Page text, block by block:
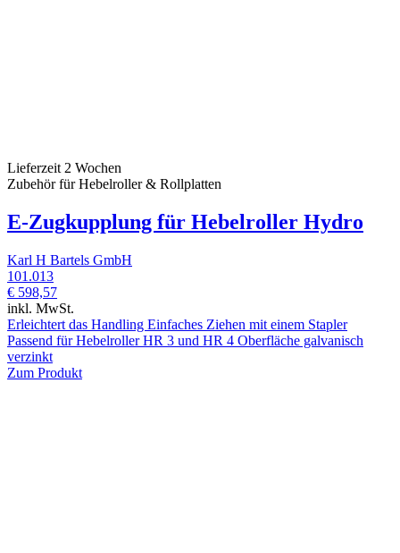
Lieferzeit 2 Wochen
Zubehör für Hebelroller & Rollplatten
E-Zugkupplung für Hebelroller Hydro
Karl H Bartels GmbH
101.013
€ 598,57
inkl. MwSt.
Erleichtert das Handling Einfaches Ziehen mit einem Stapler
Passend für Hebelroller HR 3 und HR 4 Oberfläche galvanisch
verzinkt
Zum Produkt